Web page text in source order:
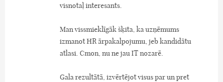
visnotaļ interesants.
Man vissmieklīgāk šķita, ka uzņēmums
izmanot HR ārpakalpojumu, jeb kandidātu
atlasi. Cmon, nu ne jau IT nozarē.
Gala rezultātā, izvērtējot visus par un pret